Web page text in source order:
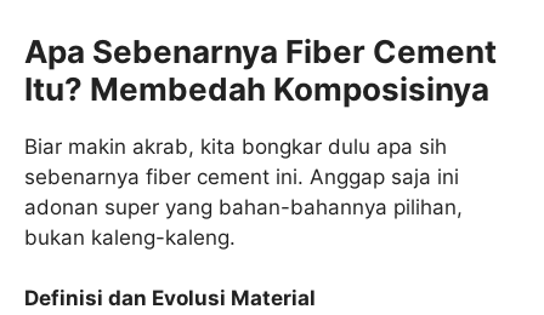
Apa Sebenarnya Fiber Cement
Itu? Membedah Komposisinya
Biar makin akrab, kita bongkar dulu apa sih
sebenarnya fiber cement ini. Anggap saja ini
adonan super yang bahan-bahannya pilihan,
bukan kaleng-kaleng.
Definisi dan Evolusi Material